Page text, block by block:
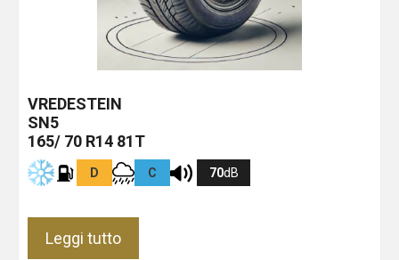
VREDESTEIN
SN5
165/ 70 R14 81T
D C 70dB
Leggi tutto